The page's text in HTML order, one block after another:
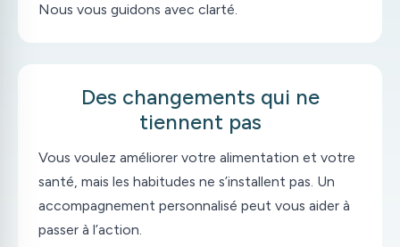
Nous vous guidons avec clarté.
Des changements qui ne
tiennent pas
Vous voulez améliorer votre alimentation et votre
santé, mais les habitudes ne s’installent pas. Un
accompagnement personnalisé peut vous aider à
passer à l’action.